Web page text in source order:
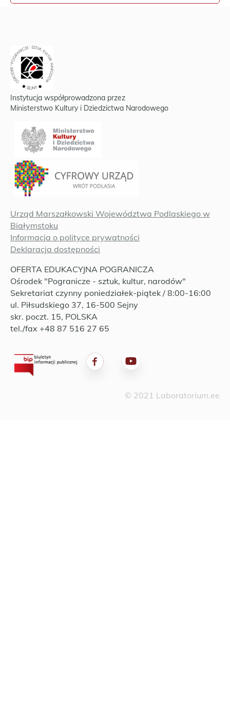
Instytucja współprowadzona przez
Ministerstwo Kultury i Dziedzictwa Narodowego
Urząd Marszałkowski Województwa Podlaskiego w
Białymstoku
Informacja o polityce prywatności
Deklaracja dostępności
OFERTA EDUKACYJNA POGRANICZA
Ośrodek "Pogranicze - sztuk, kultur, narodów"
Sekretariat czynny poniedziałek-piątek / 8:00-16:00
ul. Piłsudskiego 37, 16-500 Sejny
skr. poczt. 15, POLSKA
tel./fax +48 87 516 27 65
© 2021 Laboratorium.ee